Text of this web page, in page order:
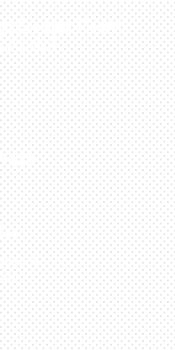
Dealer Resmi
h2,
–